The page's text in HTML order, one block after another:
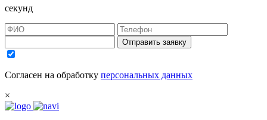
секунд
Отправить заявку
Согласен на обработку персональных данных
×